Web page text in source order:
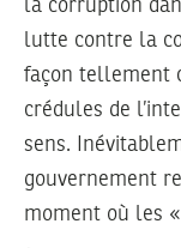
la corruption
lutte contre la
façon tellement
crédules de
sens.
gouvernement
moment où les